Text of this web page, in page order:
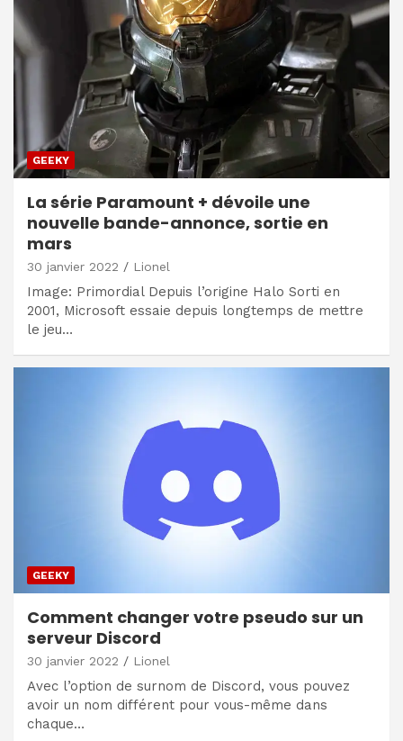
GEEKY
La série Paramount + dévoile une
nouvelle bande-annonce, sortie en
mars
30 janvier 2022 Lionel
Image: Primordial Depuis l’origine Halo Sorti en
2001, Microsoft essaie depuis longtemps de mettre
le jeu…
GEEKY
Comment changer votre pseudo sur un
serveur Discord
30 janvier 2022 Lionel
Avec l’option de surnom de Discord, vous pouvez
avoir un nom différent pour vous-même dans
chaque…